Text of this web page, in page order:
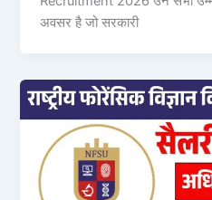
अवसर है जो सरकारी